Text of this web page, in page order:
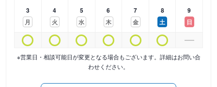
3
月
4
火
5
水
6
木
7
金
8
土
9
日
※営業日・相談可能日が変更となる場合もございます。詳細はお問い合
わせください。